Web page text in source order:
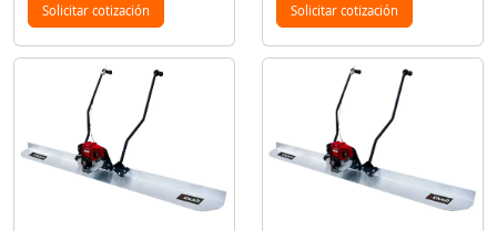
Solicitar cotización Solicitar cotización